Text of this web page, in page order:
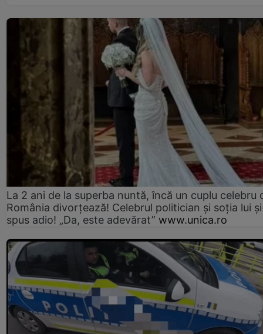
La 2 ani de la superba nuntă, încă un cuplu celebru
România divorțează! Celebrul politician și soția lui
spus adio! „Da, este adevărat” www.unica.ro